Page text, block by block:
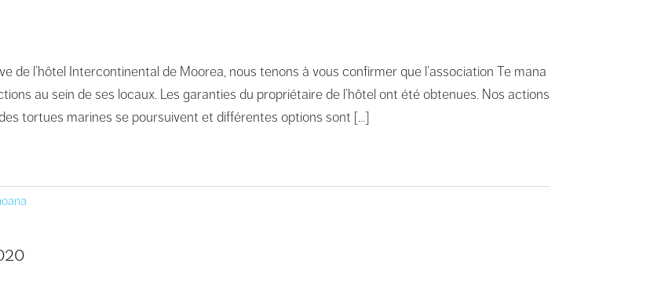
de l’hôtel Intercontinental de Moorea, nous tenons à vous confirmer que l’association Te mana
au sein de ses locaux. Les garanties du propriétaire de l’hôtel ont été obtenues. Nos actions
tortues marines se poursuivent et différentes options sont […]